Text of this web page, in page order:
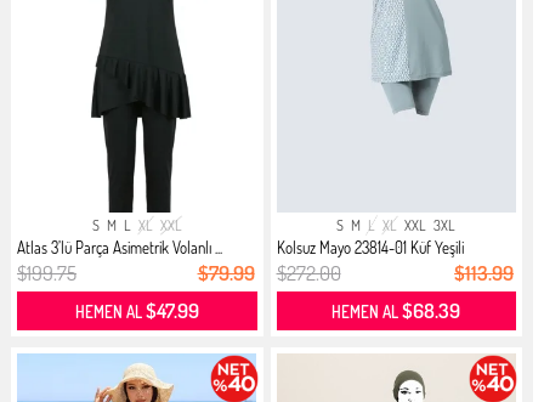
S M L XL XXL
Atlas 3’lü Parça Asimetrik Volanlı ...
$199.75 $79.99
HEMEN AL$47.99
S M L XL XXL 3XL
Kolsuz Mayo 23814-01 Küf Yeşili
$272.00 $113.99
HEMEN AL$68.39